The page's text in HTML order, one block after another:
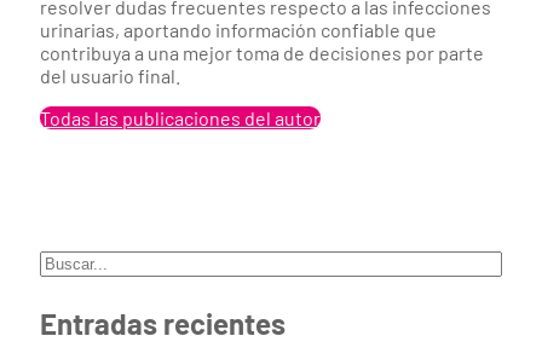
resolver dudas frecuentes respecto a las infecciones
urinarias, aportando información confiable que
contribuya a una mejor toma de decisiones por parte
del usuario final.
Todas las publicaciones del autor
Buscar
Entradas recientes